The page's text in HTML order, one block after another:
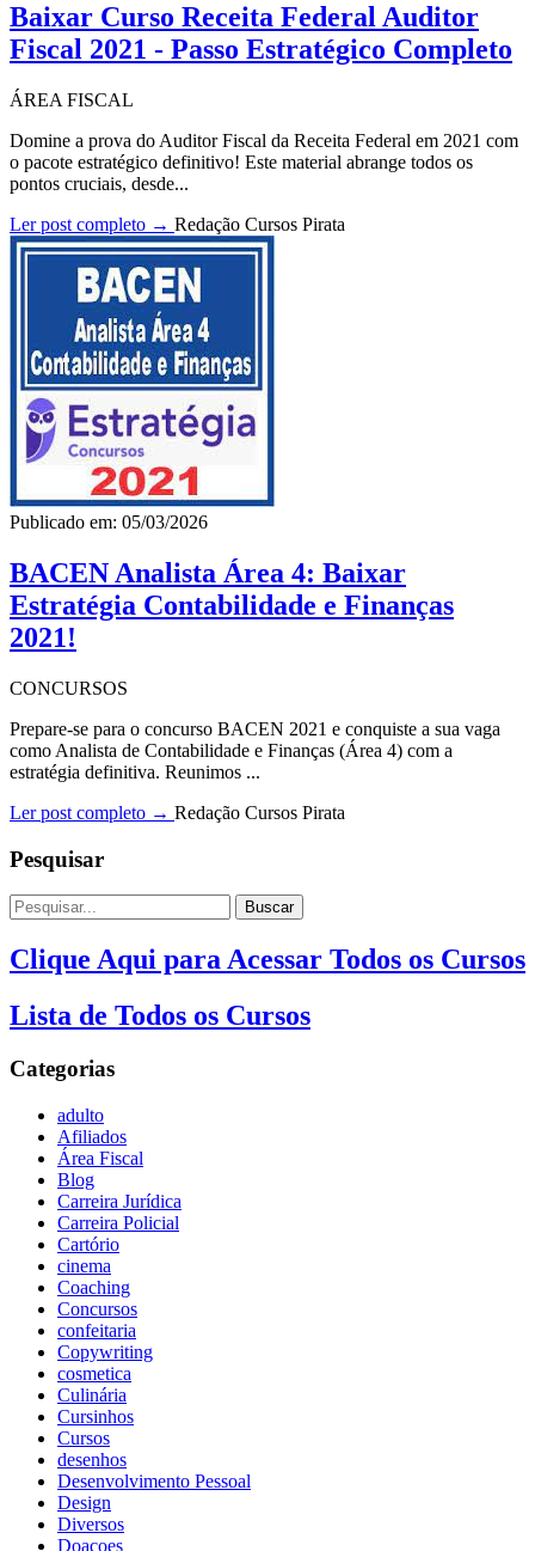
Baixar Curso Receita Federal Auditor
Fiscal 2021 - Passo Estratégico Completo
ÁREA FISCAL
Domine a prova do Auditor Fiscal da Receita Federal em 2021 com
o pacote estratégico definitivo! Este material abrange todos os
pontos cruciais, desde...
Ler post completo → Redação Cursos Pirata
Publicado em: 05/03/2026
BACEN Analista Área 4: Baixar
Estratégia Contabilidade e Finanças
2021!
CONCURSOS
Prepare-se para o concurso BACEN 2021 e conquiste a sua vaga
como Analista de Contabilidade e Finanças (Área 4) com a
estratégia definitiva. Reunimos ...
Ler post completo → Redação Cursos Pirata
Pesquisar
Buscar
Clique Aqui para Acessar Todos os Cursos
Lista de Todos os Cursos
Categorias
adulto
Afiliados
Área Fiscal
Blog
Carreira Jurídica
Carreira Policial
Cartório
cinema
Coaching
Concursos
confeitaria
Copywriting
cosmetica
Culinária
Cursinhos
Cursos
desenhos
Desenvolvimento Pessoal
Design
Diversos
Doaçoes